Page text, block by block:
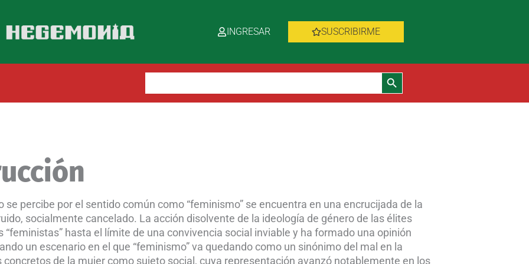
INGRESAR SUSCRIBIRME
Botón de búsqueda
percibe por el sentido común como “feminismo” se encuentra en una encrucijada de la
socialmente cancelado. La acción disolvente de la ideología de género de las élites
hasta el límite de una convivencia social inviable y ha formado una opinión
un escenario en el que “feminismo” va quedando como un sinónimo del mal en la
de la mujer como sujeto social, cuya representación avanzó notablemente en los